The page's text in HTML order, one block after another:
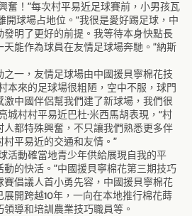
奮！”每次村平易近足球賽前，小男孩瓦
開球場占地位。“我很是愛好踢足球，中
發明了更好的前提。我等待本身快點長
能作為球員在友情足球場奔馳。”納斯
之一，友情足球場由中國援貝寧棉花技
本來的足球場很粗陋，空中不服，球門
中國伴侶幫我們建了新球場，我們很
城村村平易近巴杜·米西馬胡表現，“村
都特殊興奮，不只讓我們熟悉更多伴
平易近的交通和友情。”
活動確當地青少年供給展現自我的平
的快活。”中國援貝寧棉花第三期技巧
倡議人首小勇先容，中國援貝寧棉花
開跨越10年，一向在本地推行棉花蒔
導和培訓農業技巧職員等。